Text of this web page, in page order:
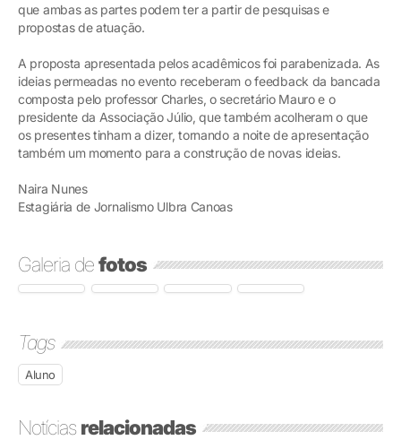
que ambas as partes podem ter a partir de pesquisas e
propostas de atuação.
A proposta apresentada pelos acadêmicos foi parabenizada. As
ideias permeadas no evento receberam o feedback da bancada
composta pelo professor Charles, o secretário Mauro e o
presidente da Associação Júlio, que também acolheram o que
os presentes tinham a dizer, tornando a noite de apresentação
também um momento para a construção de novas ideias.
Naira Nunes
Estagiária de Jornalismo Ulbra Canoas
Galeria defotos
Tags
Aluno
Notíciasrelacionadas